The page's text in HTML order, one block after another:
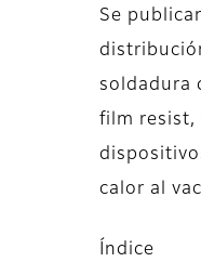
Se
soldadura
film resist,
calor al
Índice